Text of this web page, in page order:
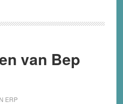
van Bep
ERP